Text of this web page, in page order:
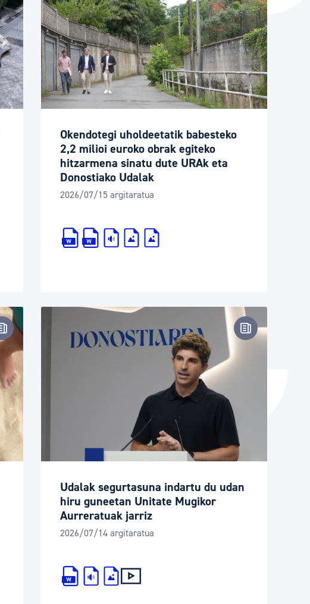
Okendotegi uholdeetatik babesteko
2,2 milioi euroko obrak egiteko
hitzarmena sinatu dute URAk eta
Donostiako Udalak
2026/07/15 argitaratua
Prentsa-oharra Prentsa-
Udalak segurtasuna indartu du udan
hiru guneetan Unitate Mugikor
Aurreratuak jarriz
2026/07/14 argitaratua